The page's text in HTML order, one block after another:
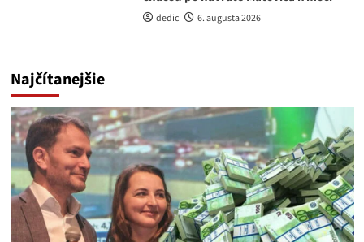
dedic 6. augusta 2026
Najčítanejšie